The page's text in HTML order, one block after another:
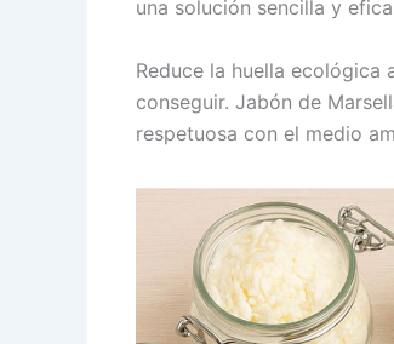
una solución sencilla y
Reduce la huella ecológica
conseguir. Jabón de
respetuosa con el medio